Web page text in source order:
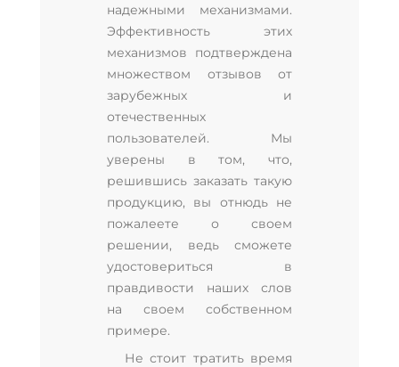
надежными механизмами.
Эффективность этих
механизмов подтверждена
множеством отзывов от
зарубежных и
отечественных
пользователей. Мы
уверены в том, что,
решившись заказать такую
продукцию, вы отнюдь не
пожалеете о своем
решении, ведь сможете
удостовериться в
правдивости наших слов
на своем собственном
примере.
Не стоит тратить время